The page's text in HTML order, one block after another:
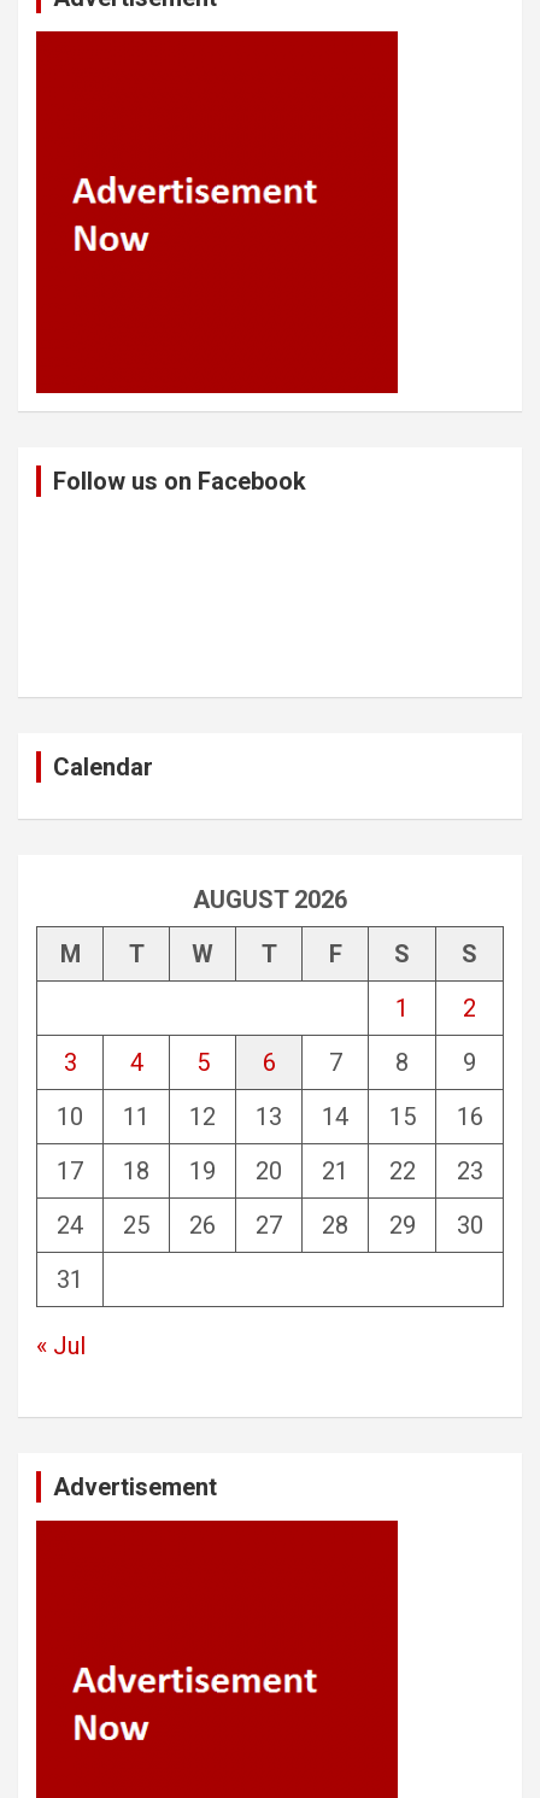
Follow us on Facebook
Calendar
AUGUST 2026
M
T W T F S
S
1
2
3
4 5 6 7 8
9
10
11 12 13 14 15
16
17
18 19 20 21 22
23
24
25 26 27 28 29
30
31
« Jul
Advertisement